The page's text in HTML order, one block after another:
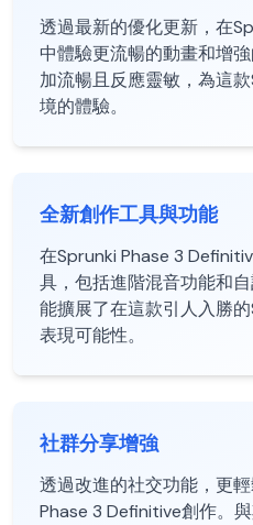
透過最新的優化更新，在
中體驗更流暢的動畫和增
加流暢且反應靈敏，為這
境的體驗。
全新創作工具與功能
在Sprunki Phase 3
具，包括進階混音功能和
能擴展了在這款引人入勝
表現可能性。
社群分享增強
透過改進的社交功能，更
Phase 3 Definitive創作。